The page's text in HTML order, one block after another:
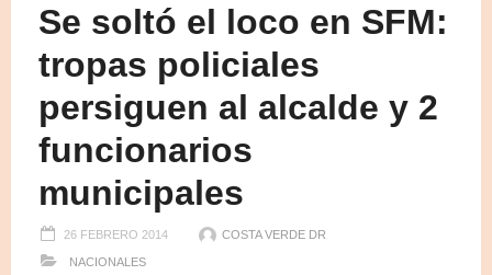
Se soltó el loco en SFM:
tropas policiales
persiguen al alcalde y 2
funcionarios
municipales
26 FEBRERO 2014 COSTA VERDE DR
NACIONALES